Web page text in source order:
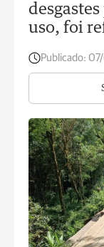
uso, foi
Publicado: